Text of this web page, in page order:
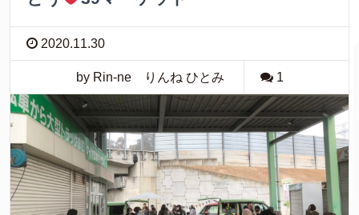
2020.11.30
by Rin-ne りんね ひとみ 1